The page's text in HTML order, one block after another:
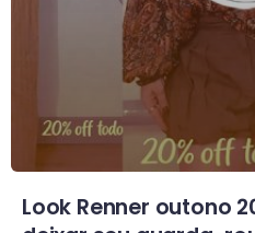
Look Renner outono